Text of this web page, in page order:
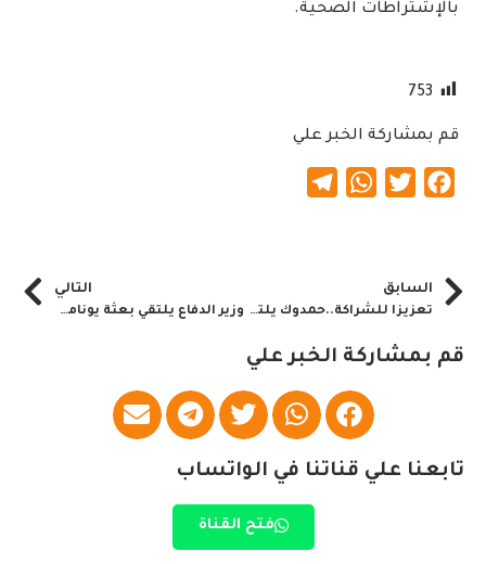
بالإشتراطات الصحية.
753
قم بمشاركة الخبر علي
Facebook
Twitter
WhatsApp
السابق
تعزيزا للشراكة..حمدوك يلتقى رجال وسيدات الأعمال
التالي
وزير الدفاع يلتقي بعثة يوناميتس
قم بمشاركة الخبر علي
تابعنا علي قناتنا في الواتساب
فتح القناة